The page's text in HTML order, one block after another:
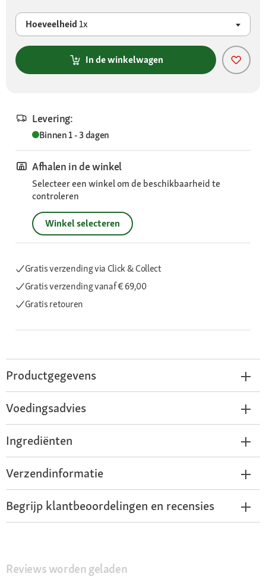
Hoeveelheid 1x
In de winkelwagen
Levering:
Binnen 1 - 3 dagen
Afhalen in de winkel
Selecteer een winkel om de beschikbaarheid te
controleren
Winkel selecteren
Gratis verzending via Click & Collect
Gratis verzendingvanaf € 69,00
Gratis retouren
Productgegevens
Voedingsadvies
Ingrediënten
Verzendinformatie
Begrijp klantbeoordelingen en recensies
Reviews worden geladen